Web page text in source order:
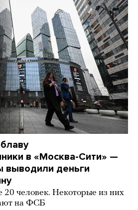
в «Москва-Сити» —
выводили деньги
человек. Некоторые из них
на ФСБ